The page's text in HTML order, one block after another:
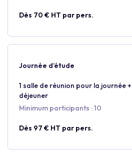
Dès 70 € HT par pers.
Journée d’étude
1 salle de réunion pour la journée
déjeuner
Minimum participants : 10
Dès 97 € HT par pers.